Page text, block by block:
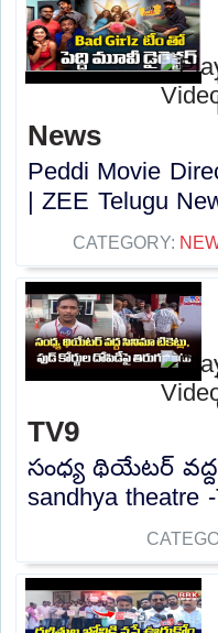
News
Peddi Movie
| ZEE Telugu
CATEGORY:
TV9
సంధ్య థియేటర్
sandhya theatre